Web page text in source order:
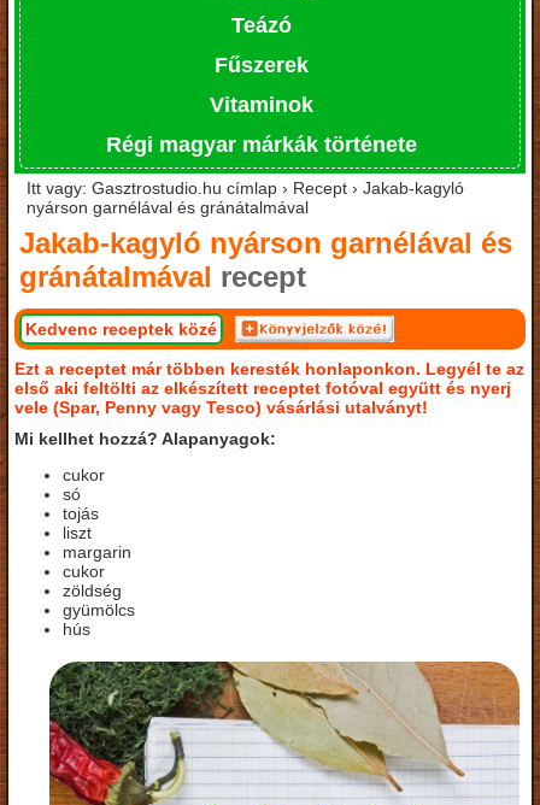
Teázó
Fűszerek
Vitaminok
Régi magyar márkák története
Itt vagy: Gasztrostudio.hu címlap › Recept › Jakab-kagyló
nyárson garnélával és gránátalmával
Jakab-kagyló nyárson garnélával és
gránátalmával recept
Kedvenc receptek közé
Ezt a receptet már többen keresték honlaponkon. Legyél te az
első aki feltölti az elkészített receptet fotóval együtt és nyerj
vele (Spar, Penny vagy Tesco) vásárlási utalványt!
Mi kellhet hozzá? Alapanyagok:
cukor
só
tojás
liszt
margarin
cukor
zöldség
gyümölcs
hús